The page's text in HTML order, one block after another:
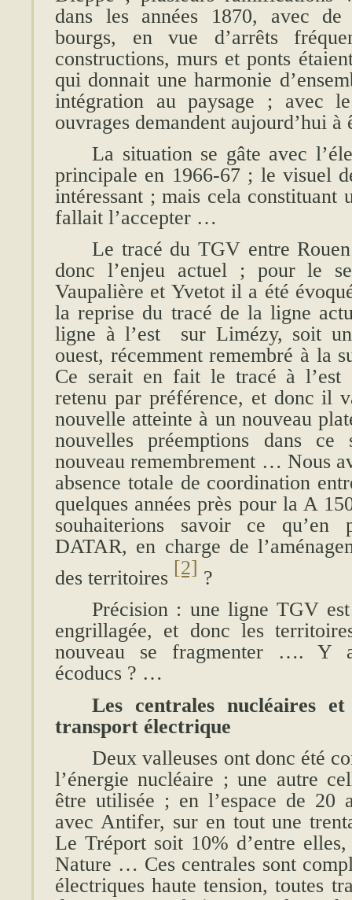
dans les années 1870, avec de
bourgs, en vue d’arrêts
constructions, murs et ponts
qui donnait une harmonie
intégration au paysage ; avec
ouvrages demandent aujourd’hui à
La situation se gâte avec
principale en 1966-67 ; le visuel
intéressant ; mais cela constituant
fallait l’accepter …
Le tracé du TGV entre
donc l’enjeu actuel ; pour le
Vaupalière et Yvetot il a été
la reprise du tracé de la ligne
ligne à l’est sur Limézy, soit
ouest, récemment remembré à la
Ce serait en fait le tracé à l’est
retenu par préférence, et donc il
nouvelle atteinte à un nouveau
nouvelles préemptions dans ce
nouveau remembrement … Nous
absence totale de coordination
quelques années près pour la A
souhaiterions savoir ce
DATAR, en charge de
des territoires [2] ?
Précision : une ligne TGV
engrillagée, et donc les
nouveau se fragmenter …. Y
écoducs ? …
Les centrales nucléaires
transport électrique
Deux valleuses ont donc été
l’énergie nucléaire ; une autre
être utilisée ; en l’espace de 20
avec Antifer, sur en tout une
Le Tréport soit 10% d’entre
Nature … Ces centrales sont
électriques haute tension, toutes